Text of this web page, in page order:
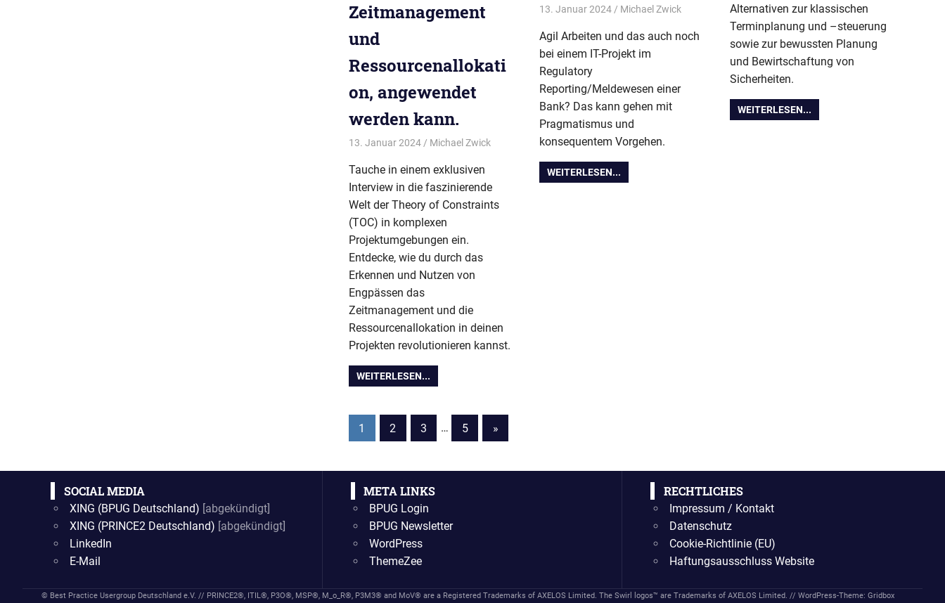
Zeitmanagement
und
Ressourcenallokati
on, angewendet
werden kann.
13. Januar 2024 Michael ZwickBPUG-Symposium-2024
Tauche in einem exklusiven
Interview in die faszinierende
Welt der Theory of Constraints
(TOC) in komplexen
Projektumgebungen ein.
Entdecke, wie du durch das
Erkennen und Nutzen von
Engpässen das
Zeitmanagement und die
Ressourcenallokation in deinen
Projekten revolutionieren kannst.
WEITERLESEN...
13. Januar 2024 Michael ZwickBPUG-Symposium-2024
Agil Arbeiten und das auch noch
bei einem IT-Projekt im
Regulatory
Reporting/Meldewesen einer
Bank? Das kann gehen mit
Pragmatismus und
konsequentem Vorgehen.
WEITERLESEN...
Alternativen zur klassischen
Terminplanung und –steuerung
sowie zur bewussten Planung
und Bewirtschaftung von
Sicherheiten.
WEITERLESEN...
Seitennummerierung
Beiträge
1 2 3 … 5
Nächste
Beiträge
»
SOCIAL MEDIA
XING (BPUG Deutschland) [abgekündigt]
XING (PRINCE2 Deutschland) [abgekündigt]
LinkedIn
E-Mail
META LINKS
BPUG Login
BPUG Newsletter
WordPress
ThemeZee
RECHTLICHES
Impressum / Kontakt
Datenschutz
Cookie-Richtlinie (EU)
Haftungsausschluss Website
© Best Practice Usergroup Deutschland e.V. // PRINCE2®, ITIL®, P3O®, MSP®, M_o_R®, P3M3® and MoV® are a Registered Trademarks of AXELOS Limited. The Swirl logos™ are Trademarks of AXELOS Limited. // WordPress-Theme: Gridbox